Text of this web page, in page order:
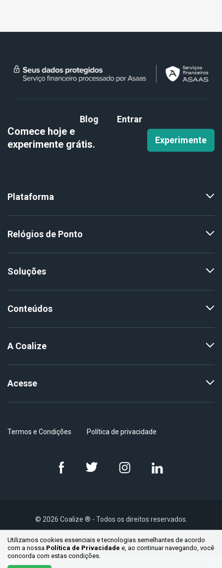
Sistema de Controle de ponto e Banco de
Blog Entrar
Comece hoje e
experimente grátis. Experimente
Plataforma
Relógios de Ponto
Soluções
Conteúdos
A Coalize
Acesse
Termos e Condições Política de privacidade
© 2026 Coalize ® - Todos os direitos reservados.
Utilizamos cookies essenciais e tecnologias semelhantes de acordo
com a nossa Política de Privacidade e, ao continuarnavegando, você
concorda com estas condições.